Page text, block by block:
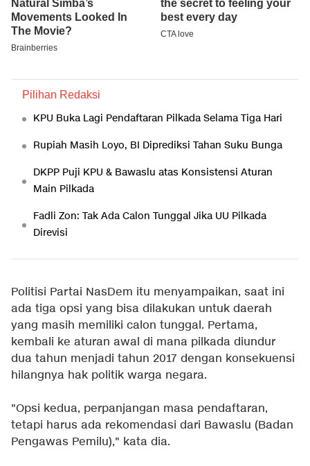
Pilihan Redaksi
KPU Buka Lagi Pendaftaran Pilkada Selama Tiga Hari
Rupiah Masih Loyo, BI Diprediksi Tahan Suku Bunga
DKPP Puji KPU & Bawaslu atas Konsistensi Aturan
Main Pilkada
Fadli Zon: Tak Ada Calon Tunggal Jika UU Pilkada
Direvisi
Politisi Partai NasDem itu menyampaikan, saat ini
ada tiga opsi yang bisa dilakukan untuk daerah
yang masih memiliki calon tunggal. Pertama,
kembali ke aturan awal di mana pilkada diundur
dua tahun menjadi tahun 2017 dengan konsekuensi
hilangnya hak politik warga negara.
"Opsi kedua, perpanjangan masa pendaftaran,
tetapi harus ada rekomendasi dari Bawaslu (Badan
Pengawas Pemilu)," kata dia.